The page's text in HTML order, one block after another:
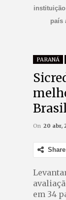
país
PARANÁ
On 20 abr,
Share
em 34